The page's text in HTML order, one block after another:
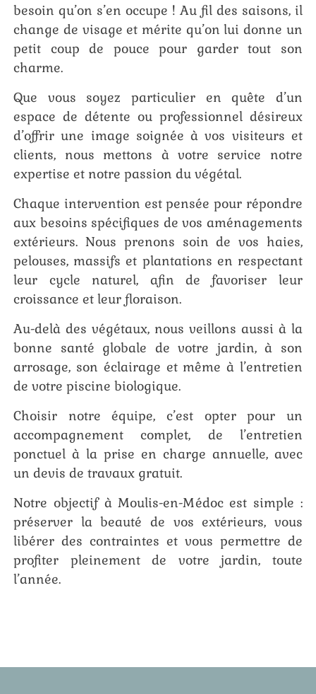
besoin qu’on s’en occupe ! Au fil des saisons, il
change de visage et mérite qu’on lui donne un
petit coup de pouce pour garder tout son
charme.
Que vous soyez particulier en quête d’un
espace de détente ou professionnel désireux
d’offrir une image soignée à vos visiteurs et
clients, nous mettons à votre service notre
expertise et notre passion du végétal.
Chaque intervention est pensée pour répondre
aux besoins spécifiques de vos aménagements
extérieurs. Nous prenons soin de vos haies,
pelouses, massifs et plantations en respectant
leur cycle naturel, afin de favoriser leur
croissance et leur floraison.
Au-delà des végétaux, nous veillons aussi à la
bonne santé globale de votre jardin, à son
arrosage, son éclairage et même à l’entretien
de votre piscine biologique.
Choisir notre équipe, c’est opter pour un
accompagnement complet, de l’entretien
ponctuel à la prise en charge annuelle, avec
un devis de travaux gratuit.
Notre objectif à Moulis-en-Médoc est simple :
préserver la beauté de vos extérieurs, vous
libérer des contraintes et vous permettre de
profiter pleinement de votre jardin, toute
l’année.